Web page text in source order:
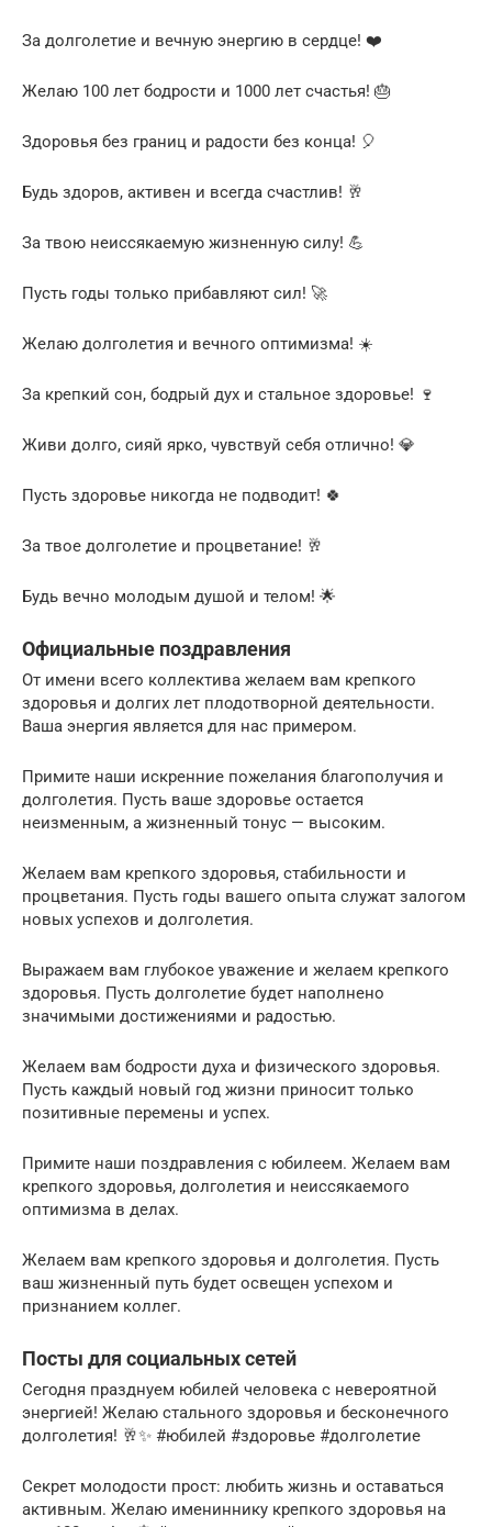
За долголетие и вечную энергию в сердце! ❤️
Желаю 100 лет бодрости и 1000 лет счастья! 🎂
Здоровья без границ и радости без конца! 🎈
Будь здоров, активен и всегда счастлив! 🥂
За твою неиссякаемую жизненную силу! 💪
Пусть годы только прибавляют сил! 🚀
Желаю долголетия и вечного оптимизма! ☀️
За крепкий сон, бодрый дух и стальное здоровье! 🍷
Живи долго, сияй ярко, чувствуй себя отлично! 💎
Пусть здоровье никогда не подводит! 🍀
За твое долголетие и процветание! 🥂
Будь вечно молодым душой и телом! 🌟
Официальные поздравления
От имени всего коллектива желаем вам крепкого
здоровья и долгих лет плодотворной деятельности.
Ваша энергия является для нас примером.
Примите наши искренние пожелания благополучия и
долголетия. Пусть ваше здоровье остается
неизменным, а жизненный тонус — высоким.
Желаем вам крепкого здоровья, стабильности и
процветания. Пусть годы вашего опыта служат залогом
новых успехов и долголетия.
Выражаем вам глубокое уважение и желаем крепкого
здоровья. Пусть долголетие будет наполнено
значимыми достижениями и радостью.
Желаем вам бодрости духа и физического здоровья.
Пусть каждый новый год жизни приносит только
позитивные перемены и успех.
Примите наши поздравления с юбилеем. Желаем вам
крепкого здоровья, долголетия и неиссякаемого
оптимизма в делах.
Желаем вам крепкого здоровья и долголетия. Пусть
ваш жизненный путь будет освещен успехом и
признанием коллег.
Посты для социальных сетей
Сегодня празднуем юбилей человека с невероятной
энергией! Желаю стального здоровья и бесконечного
долголетия! 🥂✨ #юбилей #здоровье #долголетие
Секрет молодости прост: любить жизнь и оставаться
активным. Желаю имениннику крепкого здоровья на